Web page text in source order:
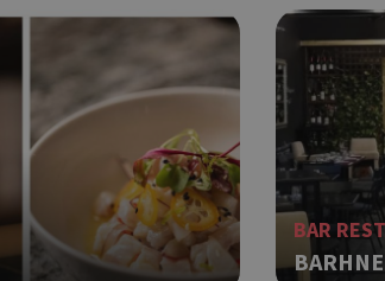
BAR
ShowNewVisitorPopup
cyprus.wiz-
guide.com
LangCookie
cyprusen.wiz-
guide.com
PHPSESSID
PHP.net
cyprusen.wiz-
guide.com